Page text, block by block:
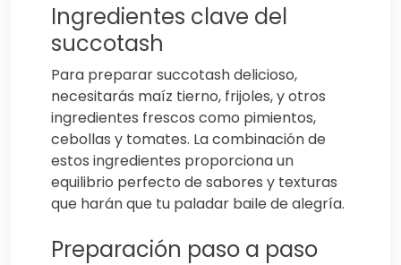
Ingredientes clave del
succotash
Para preparar succotash delicioso,
necesitarás maíz tierno, frijoles, y otros
ingredientes frescos como pimientos,
cebollas y tomates. La combinación de
estos ingredientes proporciona un
equilibrio perfecto de sabores y texturas
que harán que tu paladar baile de alegría.
Preparación paso a paso